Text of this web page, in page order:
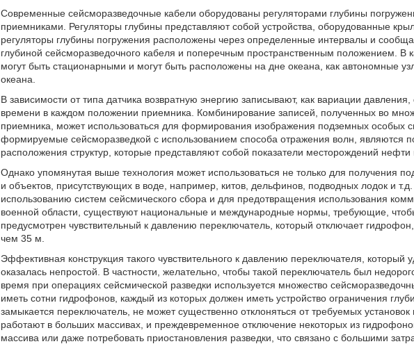
Современные сейсморазведочные кабели оборудованы регуляторами глубины
приемниками. Регуляторы глубины представляют собой устройства, оборудованные
регуляторы глубины погружения расположены через определенные интервалы и
глубиной сейсморазведочного кабеля и поперечным пространственным положением. В
могут быть стационарными и могут быть расположены на дне океана, как автономные
океана.
В зависимости от типа датчика возвратную энергию записывают, как вариации
времени в каждом положении приемника. Комбинирование записей, полученных во
приемника, может использоваться для формирования изображения подземных особых
формируемые сейсморазведкой с использованием способа отражения волн, являются
расположения структур, которые представляют собой показатели месторождений нефти
Однако упомянутая выше технология может использоваться не только для получения
и объектов, присутствующих в воде, например, китов, дельфинов, подводных лодок и
использованию систем сейсмического сбора и для предотвращения использования
военной области, существуют национальные и международные нормы, требующие,
предусмотрен чувствительный к давлению переключатель, который отключает
чем 35 м.
Эффективная конструкция такого чувствительного к давлению переключателя, который
оказалась непростой. В частности, желательно, чтобы такой переключатель был
время при операциях сейсмической разведки используется множество
иметь сотни гидрофонов, каждый из которых должен иметь устройство ограничения
замыкается переключатель, не может существенно отклоняться от требуемых
работают в больших массивах, и преждевременное отключение некоторых из
массива или даже потребовать приостановления разведки, что связано с большими